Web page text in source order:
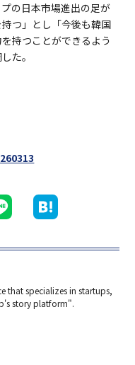
の日本市場進出の足が
つ」とし「今後も韓国
持つことができるよう
た。
that specializes in startups,
story platform".